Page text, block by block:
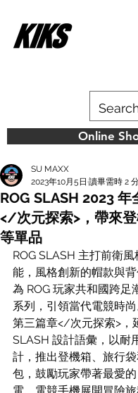
Online
ROG SLASH 2023
</次元探索>，帶來
等單品
SU MAXX
2023年10月5日 讀畢需時 2
ROG SLASH 主打前衛
能，風格創新的帽款與背
為 ROG 玩家共和國跨足
系列，引領當代電競時
第三篇章</次元探索>，
SLASH 設計語彙，以耐
計，推出登機箱、旅行
包，鼓勵玩家帶著最愛